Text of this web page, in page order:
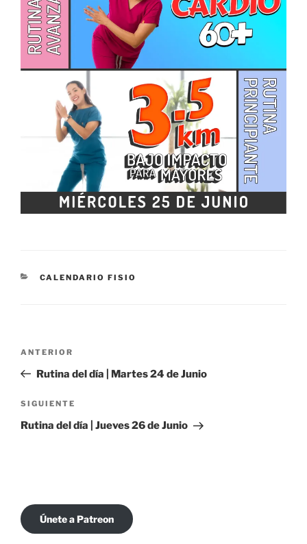
CATEGORÍAS
CALENDARIO FISIO
Navegación
entradas
Entrada
anterior:
ANTERIOR
Rutina del día | Martes 24 de Junio
Siguiente
entrada
SIGUIENTE
Rutina del día | Jueves 26 de Junio
Únete a Patreon